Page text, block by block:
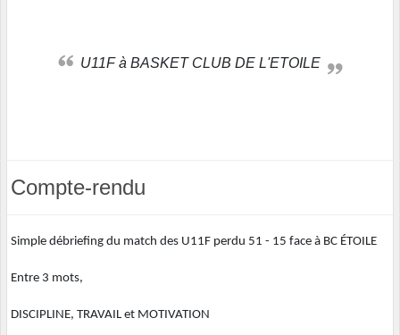
U11F à BASKET CLUB DE L'ETOILE
Compte-rendu
Simple débriefing du match des U11F perdu 51 - 15 face à BC ÉTOILE
Entre 3 mots,
DISCIPLINE, TRAVAIL et MOTIVATION